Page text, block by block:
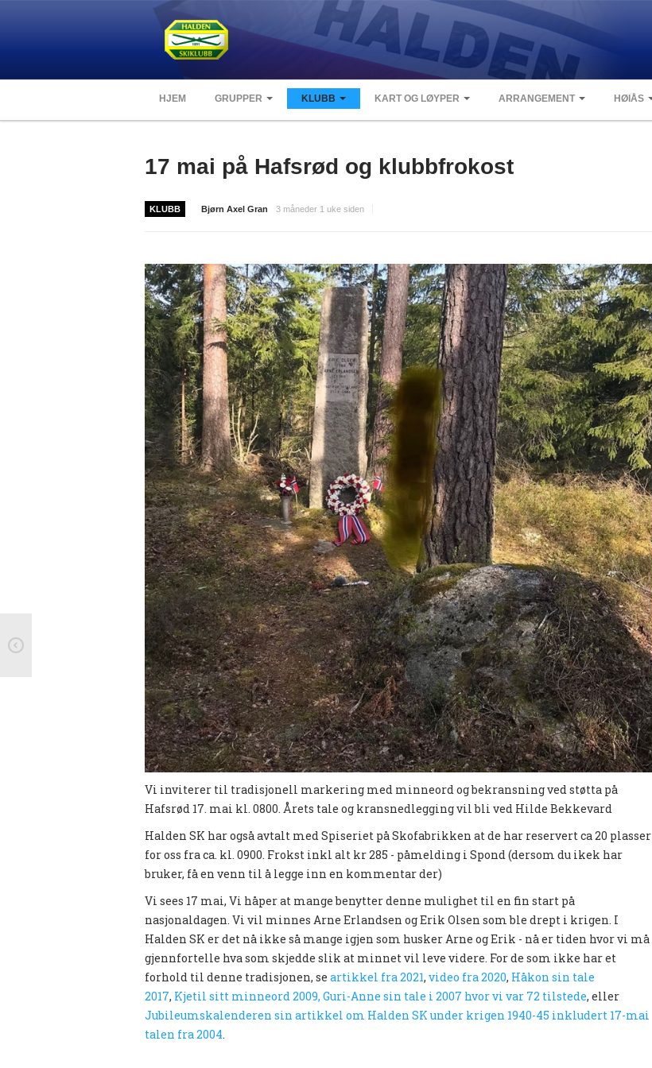
HJEM GRUPPER KLUBB KART OG LØYPER ARRANGEMENT HØIÅS
17 mai på Hafsrød og klubbfrokost
KLUBB Bjørn Axel Gran 3 måneder 1 uke siden
Vi inviterer til tradisjonell markering med minneord og bekransning ved støtta på
Hafsrød 17. mai kl. 0800. Årets tale og kransnedlegging vil bli ved Hilde Bekkevard
Halden SK har også avtalt med Spiseriet på Skofabrikken at de har reservert ca 20 plasser
for oss fra ca. kl. 0900. Frokst inkl alt kr 285 - påmelding i Spond (dersom du ikek har
bruker, få en venn til å legge inn en kommentar der)
Vi sees 17 mai, Vi håper at mange benytter denne mulighet til en fin start på
nasjonaldagen. Vi vil minnes Arne Erlandsen og Erik Olsen som ble drept i krigen. I
Halden SK er det nå ikke så mange igjen som husker Arne og Erik - nå er tiden hvor vi må
gjennfortelle hva som skjedde slik at minnet vil leve videre. For de som ikke har et
forhold til denne tradisjonen, se artikkel fra 2021, video fra 2020, Håkon sin tale
2017, Kjetil sitt minneord 2009, Guri-Anne sin tale i 2007 hvor vi var 72 tilstede, eller
Jubileumskalenderen sin artikkel om Halden SK under krigen 1940-45 inkludert 17-mai
talen fra 2004.